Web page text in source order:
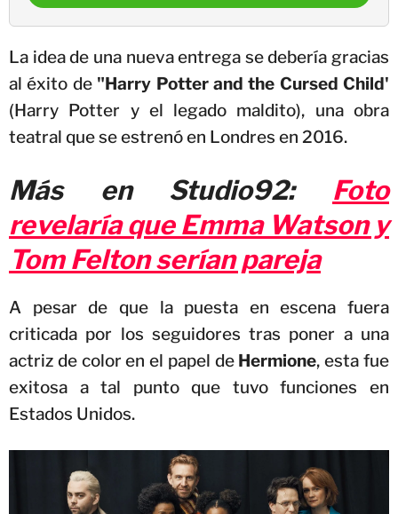
La idea de una nueva entrega se debería gracias
al éxito de "Harry Potter and the Cursed Child'
(Harry Potter y el legado maldito), una obra
teatral que se estrenó en Londres en 2016.
Más en Studio92: Foto
revelaría que Emma Watson y
Tom Felton serían pareja
A pesar de que la puesta en escena fuera
criticada por los seguidores tras poner a una
actriz de color en el papel de Hermione, esta fue
exitosa a tal punto que tuvo funciones en
Estados Unidos.